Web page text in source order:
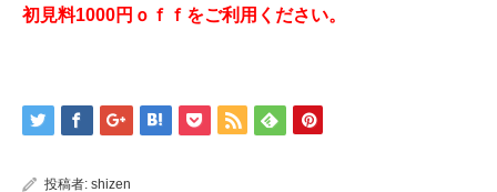
初見料1000円ｏｆｆをご利用ください。
投稿者: shizen